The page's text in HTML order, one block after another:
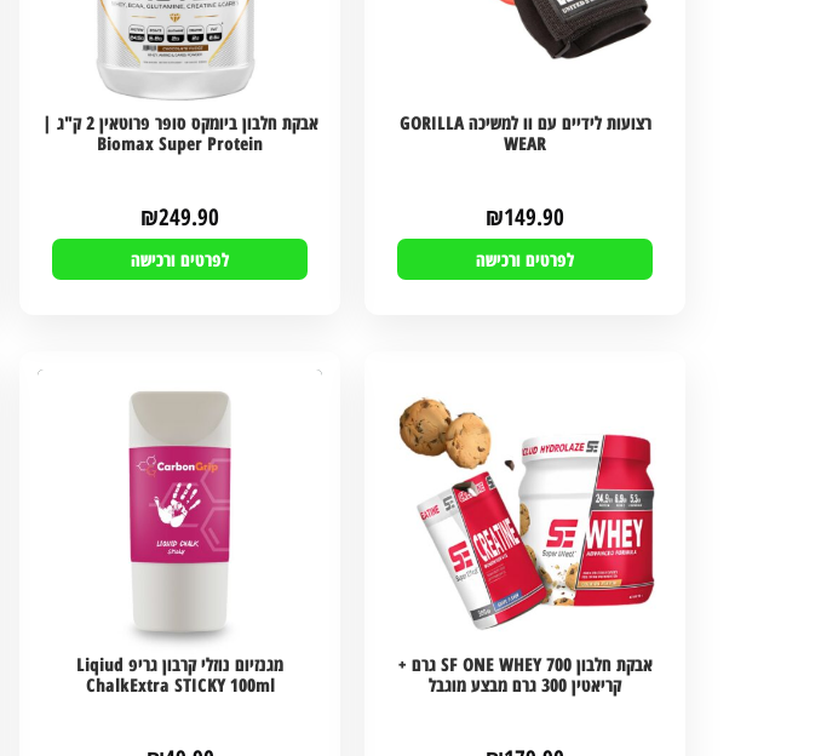
רצועות לידיים עם וו למשיכה GORILLA
WEAR
₪149.90
לפרטים ורכישה
אבקת חלבון ביומקס סופר פרוטאין 2 ק"ג |
Biomax Super Protein
₪249.90
לפרטים ורכישה
אבקת חלבון SF ONE WHEY 700 גרם +
קריאטין 300 גרם מבצע מוגבל
מגנזיום נוזלי קרבון גריפ Liqiud
ChalkExtra STICKY 100ml